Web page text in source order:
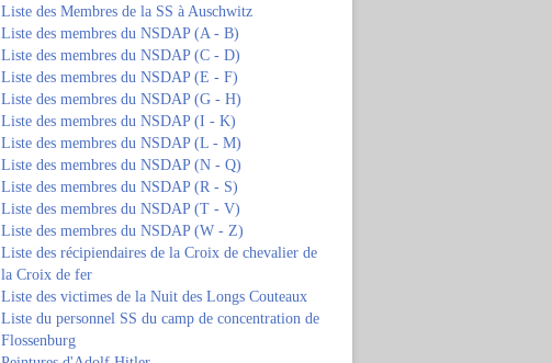
Liste des Membres de la SS à Auschwitz
Liste des membres du NSDAP (A - B)
Liste des membres du NSDAP (C - D)
Liste des membres du NSDAP (E - F)
Liste des membres du NSDAP (G - H)
Liste des membres du NSDAP (I - K)
Liste des membres du NSDAP (L - M)
Liste des membres du NSDAP (N - Q)
Liste des membres du NSDAP (R - S)
Liste des membres du NSDAP (T - V)
Liste des membres du NSDAP (W - Z)
Liste des récipiendaires de la Croix de chevalier de
la Croix de fer
Liste des victimes de la Nuit des Longs Couteaux
Liste du personnel SS du camp de concentration de
Flossenburg